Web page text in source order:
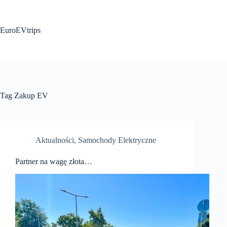
EuroEVtrips
Tag Zakup EV
Aktualności, Samochody Elektryczne
Partner na wagę złota…